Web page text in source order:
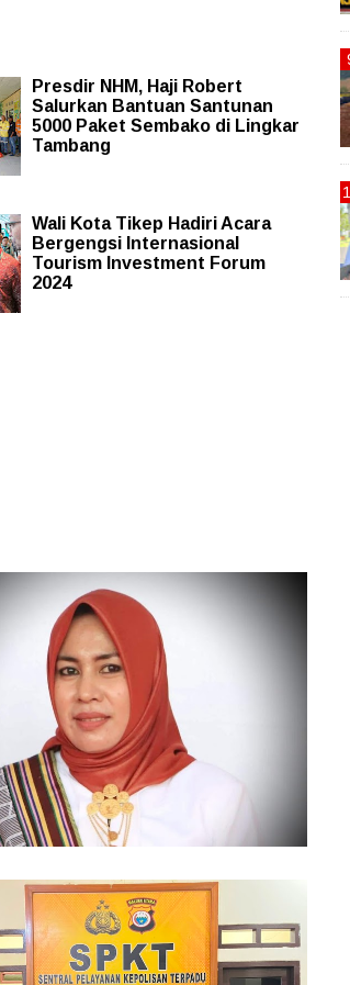
Presdir NHM, Haji Robert
Salurkan Bantuan Santunan
5000 Paket Sembako di Lingkar
Tambang
Wali Kota Tikep Hadiri Acara
Bergengsi Internasional
Tourism Investment Forum
2024
Kekerasan Perempuan dan Anak
Halmahera Tengah